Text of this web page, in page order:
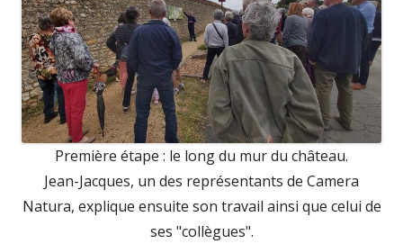
Première étape : le long du mur du château.
Jean-Jacques, un des représentants de Camera
Natura, explique ensuite son travail ainsi que celui de
ses "collègues".